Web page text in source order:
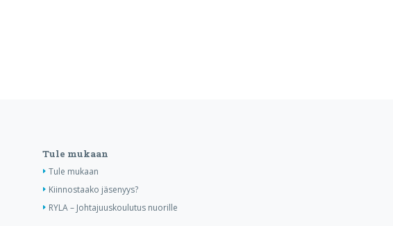
Tule mukaan
Tule mukaan
Kiinnostaako jäsenyys?
RYLA – Johtajuuskoulutus nuorille